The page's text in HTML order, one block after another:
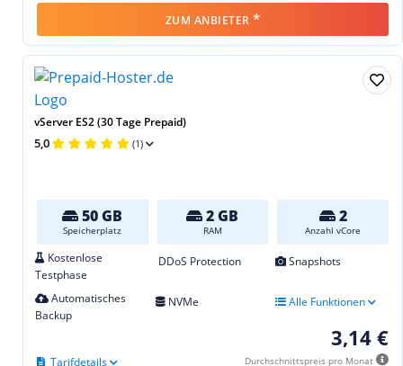
ZUM ANBIETER *
vServer ES2 (30 Tage Prepaid)
5,0 (1)
50 GB
Speicherplatz
2 GB
RAM
2
Anzahl vCore
Kostenlose
Testphase
DDoS Protection Snapshots
Automatisches
Backup
NVMe Alle Funktionen
3,14 €
Durchschnittspreis pro Monat
Tarifdetails